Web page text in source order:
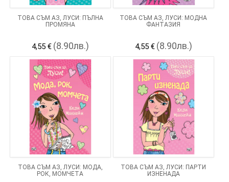
ТОВА СЪМ АЗ, ЛУСИ: ПЪЛНА
ПРОМЯНА
4,55 € (8.90лв.)
ТОВА СЪМ АЗ, ЛУСИ: МОДНА
ФАНТАЗИЯ
4,55 € (8.90лв.)
ТОВА СЪМ АЗ, ЛУСИ: МОДА,
РОК, МОМЧЕТА
ТОВА СЪМ АЗ, ЛУСИ: ПАРТИ
ИЗНЕНАДА